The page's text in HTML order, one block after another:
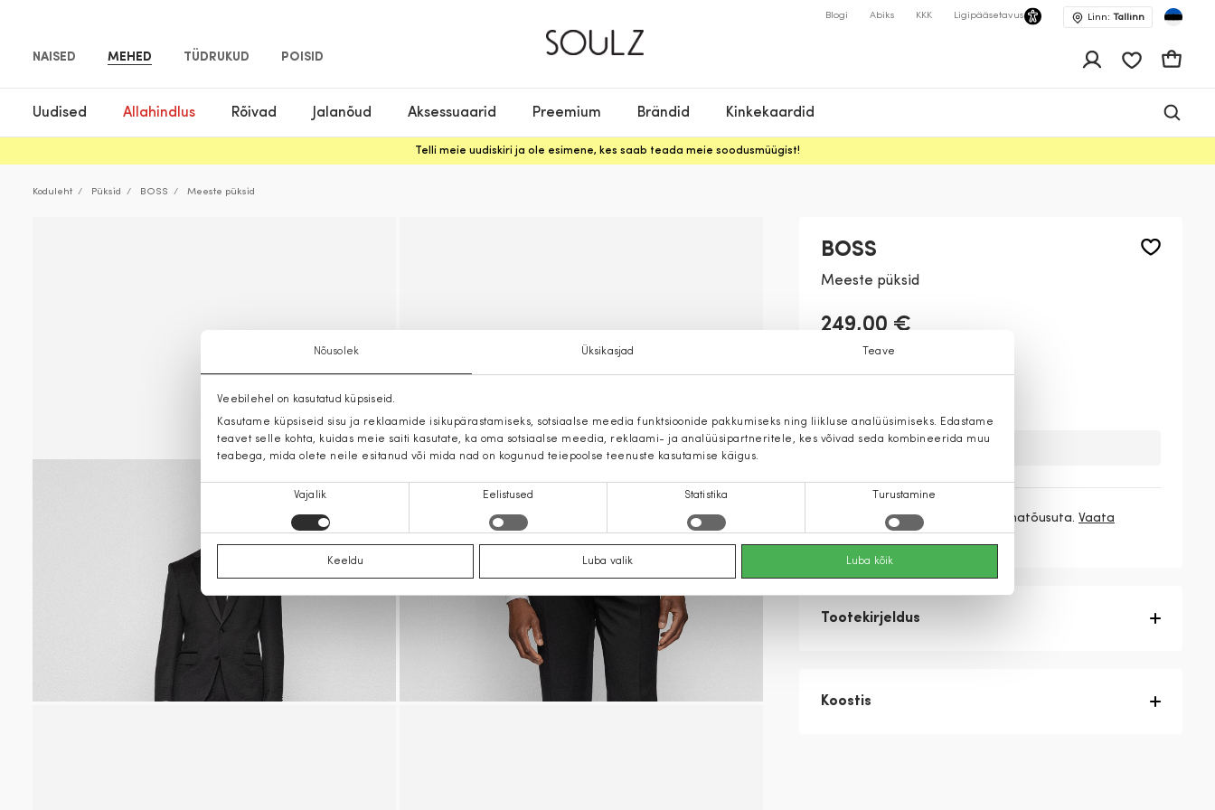
Nõusolek Üksikasjad Teave
Veebilehel on kasutatud küpsiseid.
Kasutame küpsiseid sisu ja reklaamide isikupärastamiseks, sotsiaalse meedia funktsioonide pakkumiseks ning liikluse analüüsimiseks. Edastame
teavet selle kohta, kuidas meie saiti kasutate, ka oma sotsiaalse meedia, reklaami- ja analüüsipartneritele, kes võivad seda kombineerida muu
teabega, mida olete neile esitanud või mida nad on kogunud teiepoolse teenuste kasutamise käigus.
Vajalik Eelistused Statistika Turustamine
Keeldu Luba valik Luba kõik
NAISED MEHED TÜDRUKUD POISID
Blogi Abiks KKK Ligipääsetavus Linn: Tallinn
Uudised Allahindlus Rõivad Jalanõud Aksessuaarid Preemium Brändid Kinkekaardid
Telli meie uudiskiri ja ole esimene, kes saab teada meie soodusmüügist!
Koduleht Püksid BOSS Meeste püksid
BOSS
Meeste püksid
249,00 €
83,00 € / kuu ilma hinnatõusuta. Vaata
rohkem
Tootekirjeldus
Koostis